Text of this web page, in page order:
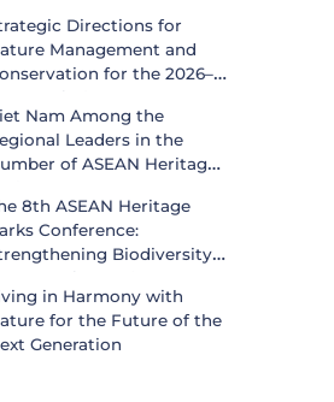
Directions for
Management and
for the 2026–
Nam Among the
Leaders in the
of ASEAN Heritage
8th ASEAN Heritage
Conference:
Biodiversity
Development
in Harmony with
for the Future of the
Generation